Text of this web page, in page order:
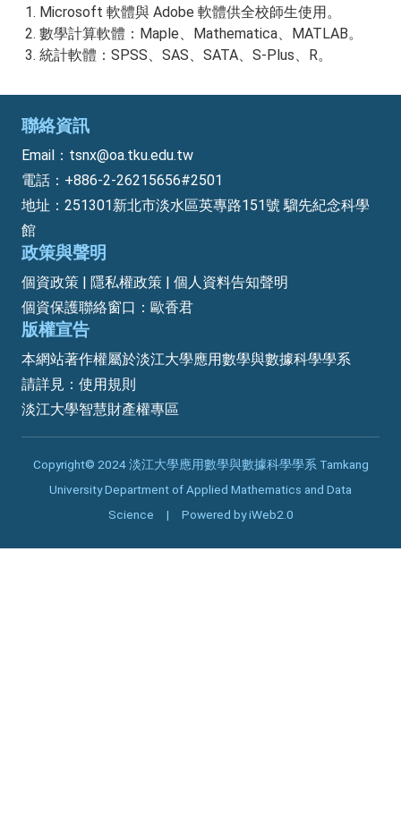
Microsoft 軟體與 Adobe 軟體供全校師生使用。
數學計算軟體：Maple、Mathematica、MATLAB。
統計軟體：SPSS、SAS、SATA、S-Plus、R。
聯絡資訊
Email：tsnx@oa.tku.edu.tw
電話：+886-2-26215656#2501
地址：251301新北市淡水區英專路151號 騮先紀念科學
館
政策與聲明
個資政策 | 隱私權政策 | 個人資料告知聲明
個資保護聯絡窗口：歐香君
版權宣告
本網站著作權屬於淡江大學應用數學與數據科學學系
請詳見： 使用規則
淡江大學智慧財產權專區
Copyright© 2024 淡江大學應用數學與數據科學學系 Tamkang
University Department of Applied Mathematics and Data
Science | Powered by iWeb2.0